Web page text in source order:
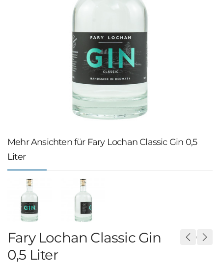
Mehr Ansichten für Fary Lochan Classic Gin 0,5
Liter
Fary Lochan Classic Gin
0,5 Liter